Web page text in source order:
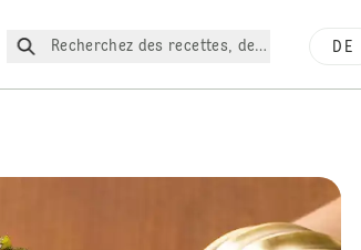
Recherchez des recettes, des produits, etc.
DE